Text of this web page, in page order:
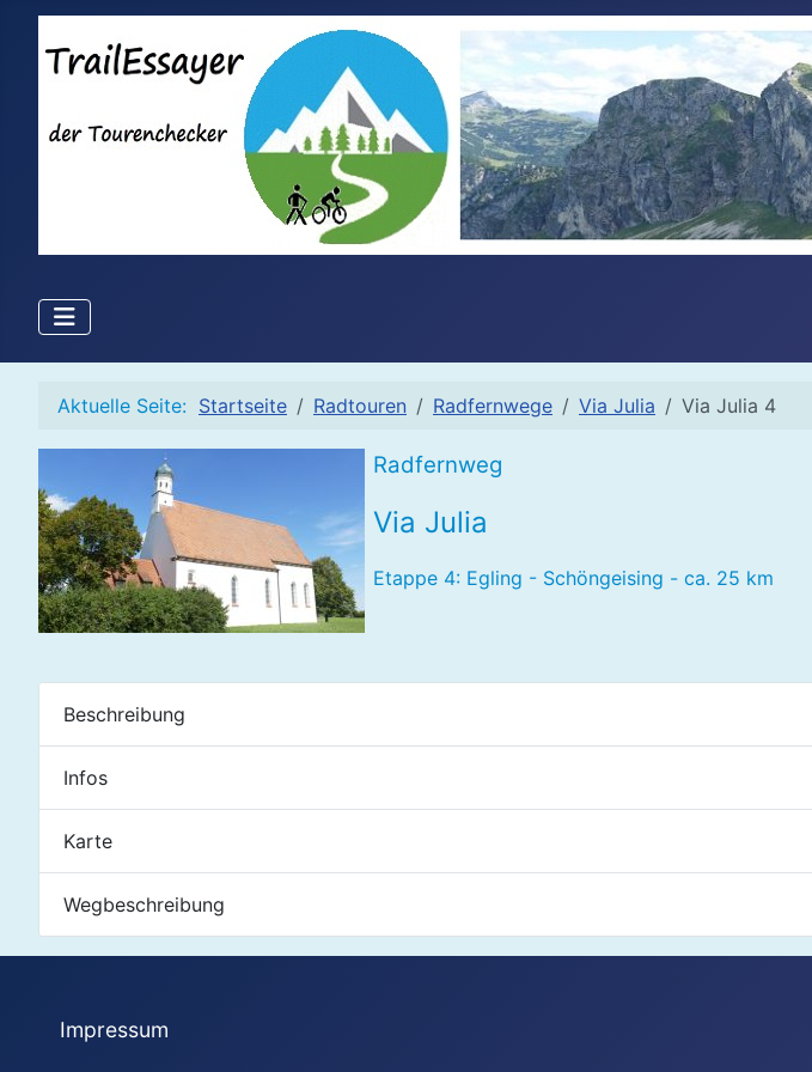
Aktuelle Seite: Startseite Radtouren Radfernwege Via Julia Via Julia 4
Radfernweg
Via Julia
Etappe 4: Egling - Schöngeising - ca. 25 km
Beschreibung
Infos
Karte
Wegbeschreibung
Impressum